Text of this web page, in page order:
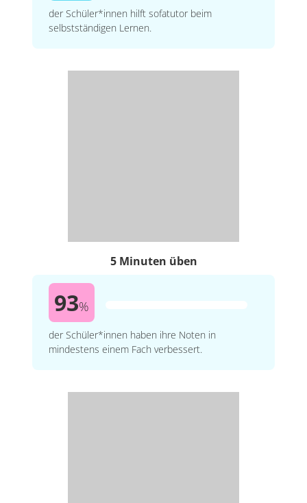
der Schüler*innen hilft sofatutor beim
selbstständigen Lernen.
5 Minuten üben
93%
der Schüler*innen haben ihre Noten in
mindestens einem Fach verbessert.